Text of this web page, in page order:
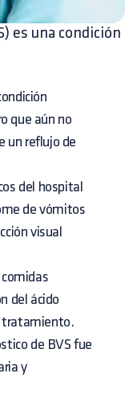
es una condición
que aún no
un reflujo de
del hospital
de vómitos
visual
del ácido
tratamiento.
de BVS fue
y